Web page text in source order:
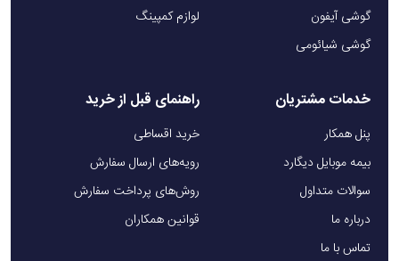
گوشی آیفون
گوشی شیائومی
لوازم کمپینگ
خدمات مشتریان
پنل همکار
بیمه موبایل دیگارد
سوالات متداول
درباره ما
تماس با ما
راهنمای قبل از خرید
خرید اقساطی
رویه‌های ارسال سفارش
روش‌های پرداخت سفارش
قوانین همکاران